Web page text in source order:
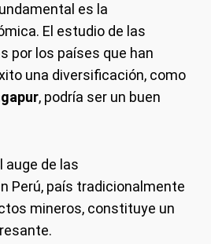
es la
El estudio de las
por los países que han
una diversificación, como
, podría ser un buen
auge de las
Perú, país tradicionalmente
mineros, constituye un